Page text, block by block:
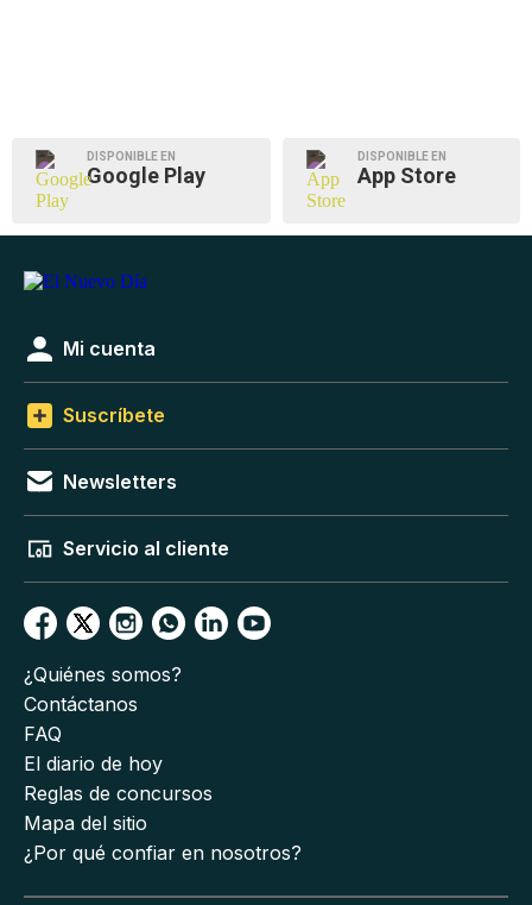
DISPONIBLE EN
Google Play
DISPONIBLE EN
App Store
Mi cuenta
Suscríbete
Newsletters
Servicio al cliente
¿Quiénes somos?
Contáctanos
FAQ
El diario de hoy
Reglas de concursos
Mapa del sitio
¿Por qué confiar en nosotros?